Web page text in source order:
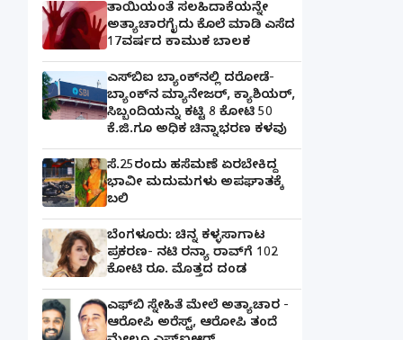
ತಾಯಿಯಂತೆ ಸಲಹಿದಾಕೆಯನ್ನೇ
ಅತ್ಯಾಚಾರಗೈದು ಕೊಲೆ ಮಾಡಿ ಎಸೆದ
17ವರ್ಷದ ಕಾಮುಕ ಬಾಲಕ
ಎಸ್‌ಬಿಐ ಬ್ಯಾಂಕ್‌ನಲ್ಲಿ‌ ದರೋಡೆ-
ಬ್ಯಾಂಕ್​ನ ಮ್ಯಾನೇಜರ್‌, ಕ್ಯಾಶಿಯರ್‌,
ಸಿಬ್ಬಂದಿಯನ್ನು ಕಟ್ಟಿ 8 ಕೋಟಿ 50
ಕೆ.ಜಿ.ಗೂ ಅಧಿಕ ಚಿನ್ನಾಭರಣ ಕಳವು
ಸೆ.25ರಂದು ಹಸೆಮಣೆ ಏರಬೇಕಿದ್ದ
ಭಾವೀ ಮದುಮಗಳು ಅಪಘಾತಕ್ಕೆ
ಬಲಿ
ಬೆಂಗಳೂರು: ಚಿನ್ನ ಕಳ್ಳಸಾಗಾಟ
ಪ್ರಕರಣ- ನಟಿ ರನ್ಯಾ ರಾವ್‌ಗೆ 102
ಕೋಟಿ ರೂ. ಮೊತ್ತದ ದಂಡ
ಎಫ್‌ಬಿ ಸ್ನೇಹಿತೆ ಮೇಲೆ ಅತ್ಯಾಚಾರ -
ಆರೋಪಿ ಅರೆಸ್ಟ್, ಆರೋಪಿ ತಂದೆ